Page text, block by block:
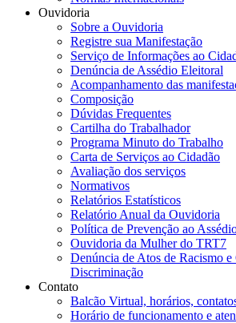
Ouvidoria
Sobre a Ouvidoria
Registre sua Manifestação
Serviço de Informações ao
Denúncia de Assédio Eleitoral
Acompanhamento das
Composição
Dúvidas Frequentes
Cartilha do Trabalhador
Programa Minuto do Trabalho
Carta de Serviços ao Cidadão
Avaliação dos serviços
Normativos
Relatórios Estatísticos
Relatório Anual da Ouvidoria
Política de Prevenção ao
Ouvidoria da Mulher do TRT7
Denúncia de Atos de Racismo e
Discriminação
Contato
Balcão Virtual, horários,
Horário de funcionamento e